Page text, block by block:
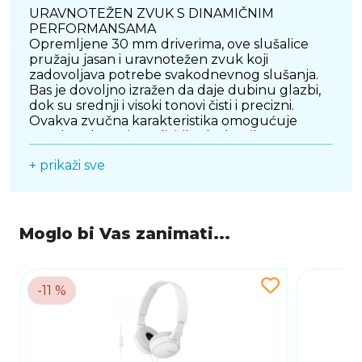
URAVNOTEŽEN ZVUK S DINAMIČNIM
PERFORMANSAMA
Opremljene 30 mm driverima, ove slušalice
pružaju jasan i uravnotežen zvuk koji
zadovoljava potrebe svakodnevnog slušanja.
Bas je dovoljno izražen da daje dubinu glazbi,
dok su srednji i visoki tonovi čisti i precizni.
Ovakva zvučna karakteristika omogućuje
zamora tijekom duljeg korištenja.
Integrirani mikrofon omogućuje jednostavno
obavljanje telefonskih razgovora bez korištenja
kontrolu reprodukcije i upravljanje pozivima.
Ova funkcionalnost posebno je korisna za
korisnike koji su često u pokretu i trebaju brz i
praktičan način upravljanja bez ometanja
svojih aktivnosti.
+ prikaži sve
Moglo bi Vas zanimati...
-11 %